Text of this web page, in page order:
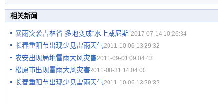
相关新闻
暴雨突袭吉林省 多地变成“水上威尼斯”2017-07-14 10:26:34
长春重阳节出现少见雷雨天气2011-10-06 13:29:32
农安出现局地雷雨大风灾害2011-09-01 09:04:43
松原市出现雷雨大风灾害2011-08-31 14:04:00
长春重阳节出现少见雷雨天气2011-10-06 13:29:32